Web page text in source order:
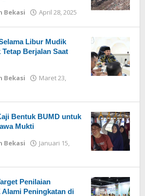
Bekasi April 28, 2025
oleh
Libur Mudik
Berjalan Saat
Bekasi
Maret 23,
Bentuk BUMD untuk
Mukti
Bekasi
Januari 15,
Penilaian
Alami Peningkatan di